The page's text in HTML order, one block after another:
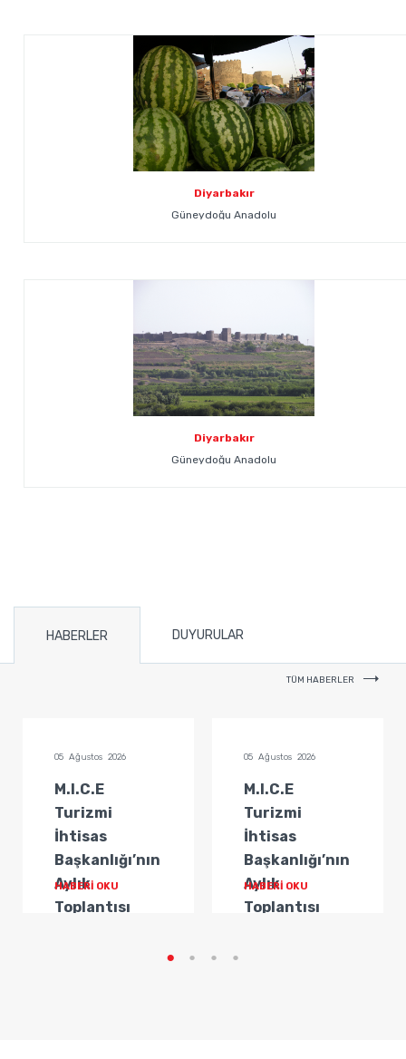
Diyarbakır
Güneydoğu Anadolu
Diyarbakır
Güneydoğu Anadolu
HABERLER DUYURULAR
TÜM HABERLER
05 Ağustos 2026
M.I.C.E
Turizmi
İhtisas
Başkanlığı’nın
Aylık
Toplantısı
HABERİ OKU
05 Ağustos 2026
M.I.C.E
Turizmi
İhtisas
Başkanlığı’nın
Aylık
Toplantısı
HABERİ OKU